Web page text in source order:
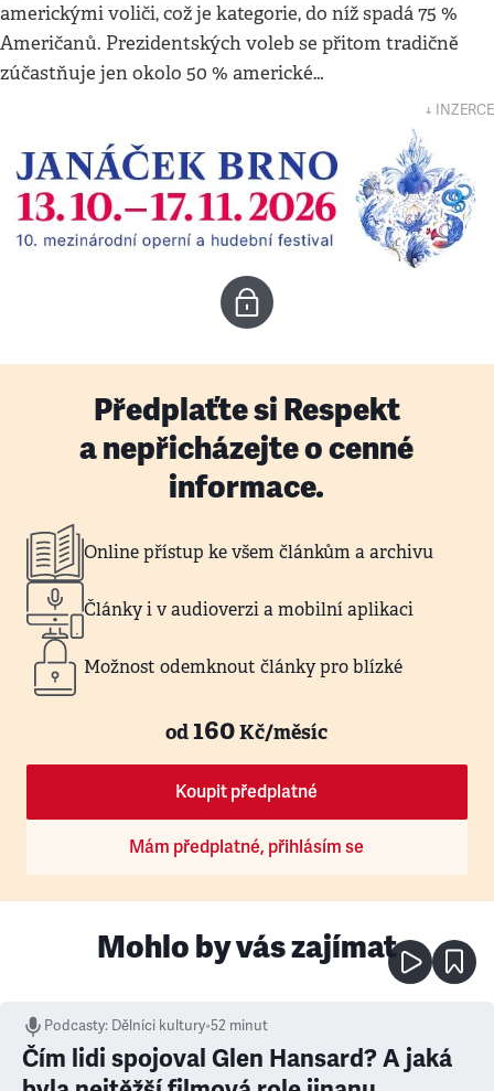
americkými voliči, což je kategorie, do níž spadá 75 %
Američanů. Prezidentských voleb se přitom tradičně
zúčastňuje jen okolo 50 % americké…
↓ INZERCE
Předplaťte si Respekt
a nepřicházejte o cenné
informace.
Online přístup ke všem článkům a archivu
Články i v audioverzi a mobilní aplikaci
Možnost odemknout články pro blízké
od160Kč/měsíc
Koupit předplatné
Mám předplatné, přihlásím se
Mohlo by vás zajímat
Podcasty: Dělníci kultury•52 minut
Čím lidi spojoval Glen Hansard? A jaká